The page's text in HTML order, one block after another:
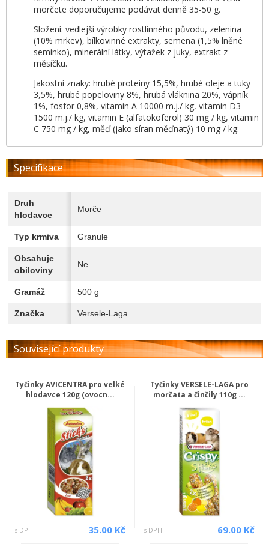
morčete doporučujeme podávat denně 35-50 g.
Složení: vedlejší výrobky rostlinného původu, zelenina
(10% mrkev), bílkovinné extrakty, semena (1,5% lněné
semínko), minerální látky, výtažek z juky, extrakt z
měsíčku.
Jakostní znaky: hrubé proteiny 15,5%, hrubé oleje a tuky
3,5%, hrubé popeloviny 8%, hrubá vláknina 20%, vápník
1%, fosfor 0,8%, vitamin A 10000 m.j./ kg, vitamin D3
1500 m.j./ kg, vitamin E (alfatokoferol) 30 mg / kg, vitamin
C 750 mg / kg, měď (jako síran měďnatý) 10 mg / kg.
Specifikace
Druh
hlodavce
Morče
Typ krmiva Granule
Obsahuje
obiloviny
Ne
Gramáž 500 g
Značka Versele-Laga
Související produkty
Tyčinky AVICENTRA pro velké
hlodavce 120g (ovocn...
s DPH 35.00 Kč
Tyčinky VERSELE-LAGA pro
morčata a činčily 110g ...
s DPH 69.00 Kč